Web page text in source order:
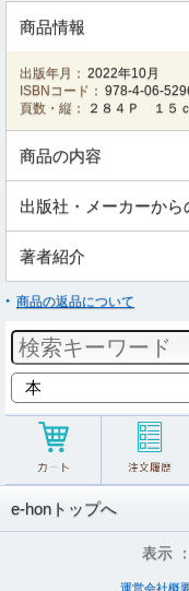
商品情報
出版年月： 2022年10月
ISBNコード： 978-4-06-
頁数・縦：
２８４Ｐ １５
商品の内容
出版社・メーカーから
著者紹介
商品の返品について
e-honトップへ
表示 ：
運営会社概